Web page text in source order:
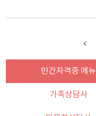
민간자격증 메뉴
가족상담사